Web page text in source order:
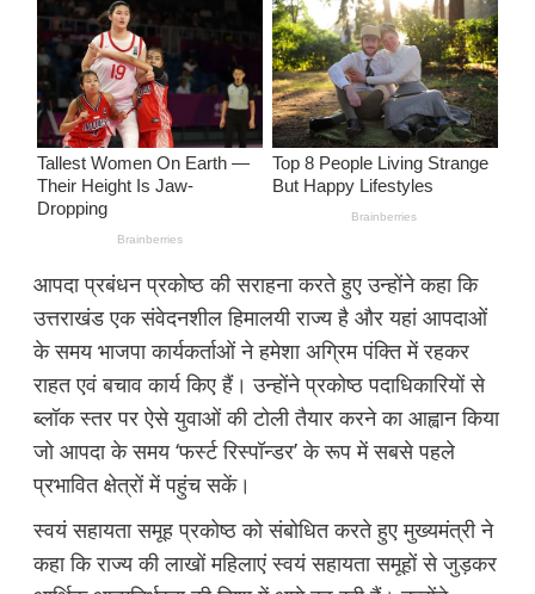
आपदा प्रबंधन प्रकोष्ठ की सराहना करते हुए उन्होंने कहा कि
उत्तराखंड एक संवेदनशील हिमालयी राज्य है और यहां आपदाओं
के समय भाजपा कार्यकर्ताओं ने हमेशा अग्रिम पंक्ति में रहकर
राहत एवं बचाव कार्य किए हैं। उन्होंने प्रकोष्ठ पदाधिकारियों से
ब्लॉक स्तर पर ऐसे युवाओं की टोली तैयार करने का आह्वान किया
जो आपदा के समय ‘फर्स्ट रिस्पॉन्डर’ के रूप में सबसे पहले
प्रभावित क्षेत्रों में पहुंच सकें।
स्वयं सहायता समूह प्रकोष्ठ को संबोधित करते हुए मुख्यमंत्री ने
कहा कि राज्य की लाखों महिलाएं स्वयं सहायता समूहों से जुड़कर